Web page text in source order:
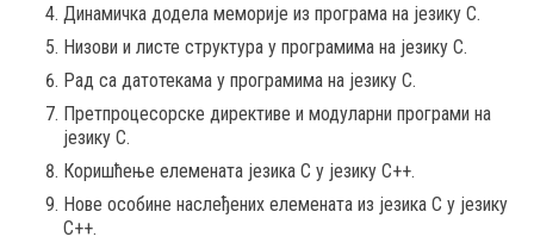
Динамичка додела меморије из програма на језику C.
Низови и листе структура у програмима на језику C.
Рад са датотекама у програмима на језику C.
Претпроцесорске директиве и модуларни програми на
језику C.
Коришћење елемената језика C у језику C++.
Нове особине наслеђених елемената из језика C у језику
C++.